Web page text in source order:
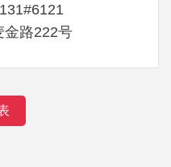
金路222号